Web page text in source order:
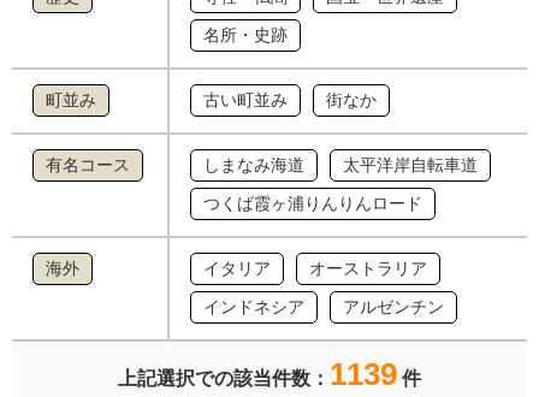
名所・史跡
町並み 古い町並み 街なか
有名コース しまなみ海道
太平洋岸自転車道
つくば霞ヶ浦りんりんロード
海外 イタリア
オーストラリア
インドネシア
アルゼンチン
上記選択での該当件数： 1139 件